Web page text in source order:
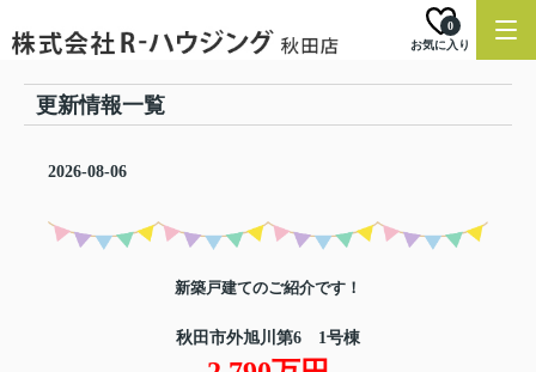
お気に入り
0
更新情報一覧
2026-08-06
新築戸建てのご紹介です！
秋田市外旭川第6 1号棟